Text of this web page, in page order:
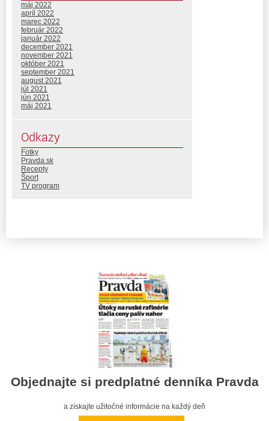
máj 2022
apríl 2022
marec 2022
február 2022
január 2022
december 2021
november 2021
október 2021
september 2021
august 2021
júl 2021
jún 2021
máj 2021
Odkazy
Fotky
Pravda.sk
Recepty
Šport
TV program
Objednajte si predplatné denníka Pravda
a získajte užitočné informácie na každý deň